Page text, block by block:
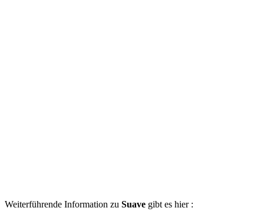
Weiterführende Information zu Suave gibt es hier :